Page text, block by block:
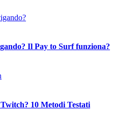
Il Pay to Surf funziona?
10 Metodi Testati